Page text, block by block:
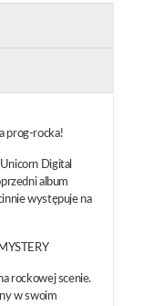
prog-rocka!
Digital
album
występuje na
rockowej scenie.
w swoim